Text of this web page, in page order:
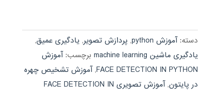
دسته:آموزش python , پردازش تصویر, یادگیری عمیق,
یادگیری ماشین machine learning
برچسب:آموزش
FACE DETECTION IN PYTHON
,آموزش تشخیص چهره
در پایتون,
آموزش تصویری FACE DETECTION IN